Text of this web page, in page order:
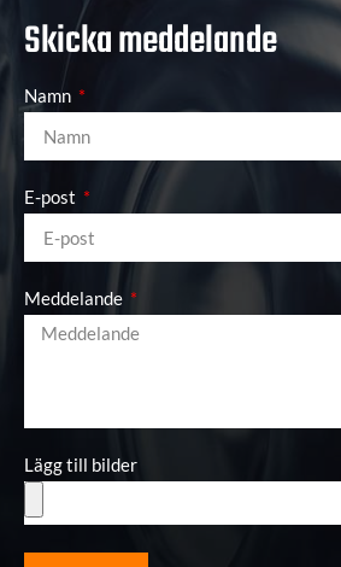
Skicka meddelande
Namn
E-post
Meddelande
Lägg till bilder